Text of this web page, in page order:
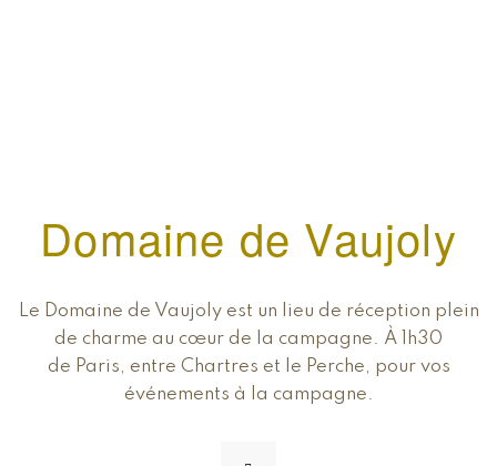
Domaine de Vaujoly
Le Domaine de Vaujoly est un lieu de réception plein
de charme au cœur de la campagne. À 1h30
de Paris, entre Chartres et le Perche, pour vos
événements à la campagne.